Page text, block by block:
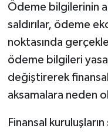
Ödeme bilgilerinin
saldırılar, ödeme
noktasında
ödeme bilgileri yasa
değiştirerek
aksamalara neden
Finansal